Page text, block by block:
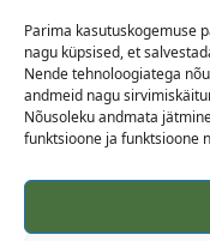
Parima kasutuskogemuse
nagu küpsised, et
Nende tehnoloogiatega
andmeid nagu
Nõusoleku andmata
funktsioone ja funktsioone
Kontaktid
Abi
TEAVE OSTJALE
Tarnetingimused
Tingimused